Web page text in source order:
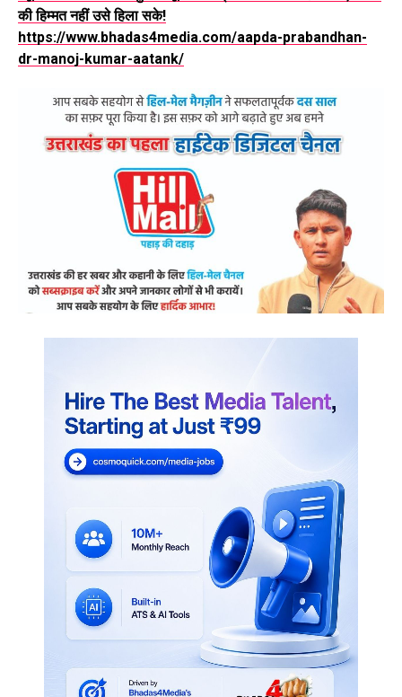
की हिम्मत नहीं उसे हिला सके!
https://www.bhadas4media.com/aapda-prabandhan-
dr-manoj-kumar-aatank/